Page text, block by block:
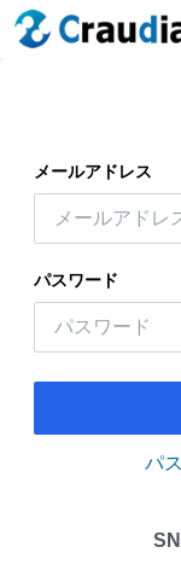
メールアドレス
パスワード
パ